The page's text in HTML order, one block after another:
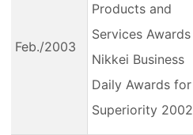
Feb./2003
Products and
Services Awards
Nikkei Business
Daily Awards for
Superiority 2002